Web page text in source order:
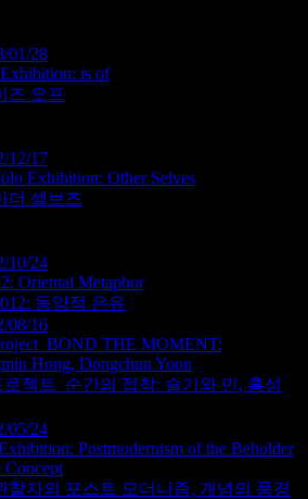
01/28
is of
즈 오프
12/17
Exhibition: Other Selves
더 셀브즈
10/24
Oriental Metaphor
동양적 은유
08/16
THE MOMENT:
Hong, Dongchun Yoon
젝트_순간의 접착: 슬기와 민, 홍성
05/24
Postmodernism of the Beholder
Concept
찰자의 포스트 모더니즘, 개념의 풍경